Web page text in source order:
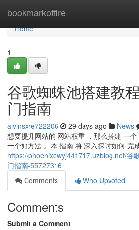
bookmarkoffire
Home
Home
1
谷歌蜘蛛池搭建教
门指南
alvinsxre722206 29 days ago News
想要提升网站的 网站权重 ，那么搭建 一
一个好方法 。本 指南 将 深入探讨如何 完
https://phoenixowyj441717.uzblog.net/谷
门指南-55727316
Comments
Who Upvoted
Comments
Submit a Comment